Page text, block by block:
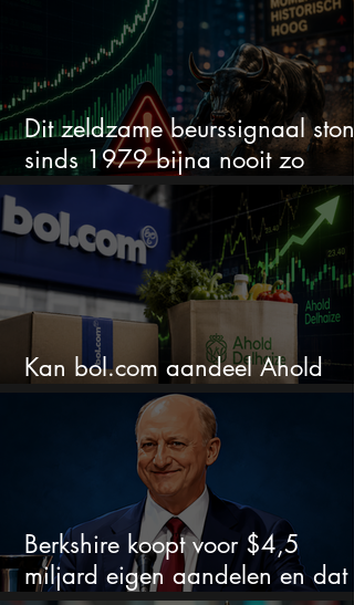
Dit zeldzame beurssignaal stond
sinds 1979 bijna nooit zo
extreem
Kan bol.com aandeel Ahold
nieuw leven inblazen?
Berkshire koopt voor $4,5
miljard eigen aandelen en dat